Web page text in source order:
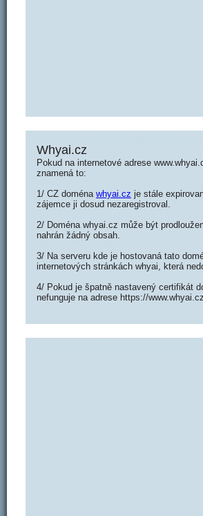
Whyai.cz
Pokud na internetové adrese
znamená to:
1/ CZ doména whyai.cz je stále
zájemce ji dosud nezaregistroval.
2/ Doména whyai.cz může být
nahrán žádný obsah.
3/ Na serveru kde je hostovaná tato
internetových stránkách whyai, která
4/ Pokud je špatně nastavený certifikát
nefunguje na adrese https://